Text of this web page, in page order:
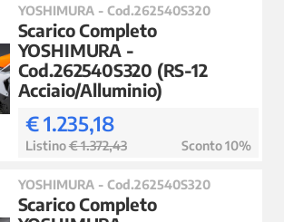
YOSHIMURA - Cod.262540S320
Scarico Completo
YOSHIMURA -
Cod.262540S320 (RS-12
Acciaio/Alluminio)
€ 1.235,18
Listino€ 1.372,43 Sconto 10%
YOSHIMURA - Cod.262540S320
Scarico Completo